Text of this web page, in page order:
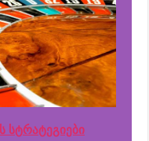
სტრატეგიები